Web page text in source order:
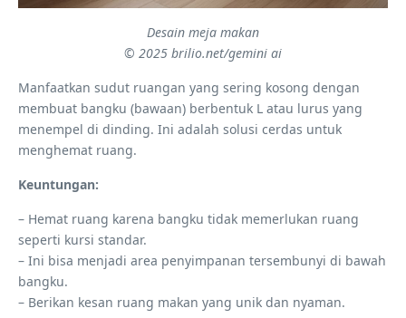
Desain meja makan
© 2025 brilio.net/gemini ai
Manfaatkan sudut ruangan yang sering kosong dengan
membuat bangku (bawaan) berbentuk L atau lurus yang
menempel di dinding. Ini adalah solusi cerdas untuk
menghemat ruang.
Keuntungan:
– Hemat ruang karena bangku tidak memerlukan ruang
seperti kursi standar.
– Ini bisa menjadi area penyimpanan tersembunyi di bawah
bangku.
– Berikan kesan ruang makan yang unik dan nyaman.